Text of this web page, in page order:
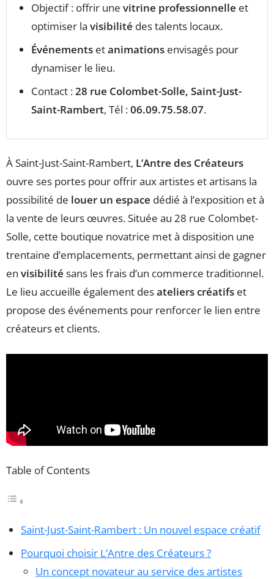
Objectif : offrir une vitrine professionnelle et
optimiser la visibilité des talents locaux.
Événements etanimations envisagés pour
dynamiser le lieu.
Contact :28 rue Colombet-Solle, Saint-Just-
Saint-Rambert, Tél :06.09.75.58.07.
À Saint-Just-Saint-Rambert, L’Antre des Créateurs
ouvre ses portes pour offrir aux artistes et artisans la
possibilité de louer un espace dédié à l’exposition et à
la vente de leurs œuvres. Située au 28 rue Colombet-
Solle, cette boutique novatrice met à disposition une
trentaine d’emplacements, permettant ainsi de gagner
en visibilité sans les frais d’un commerce traditionnel.
Le lieu accueille également desateliers créatifs et
propose des événements pour renforcer le lien entre
créateurs et clients.
Table of Contents
Saint-Just-Saint-Rambert : Un nouvel espace créatif
Pourquoi choisir L’Antre des Créateurs ?
Un concept novateur au service des artistes